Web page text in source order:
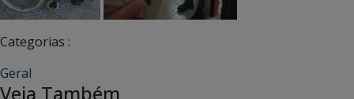
Categorias :
Geral
Veja Também